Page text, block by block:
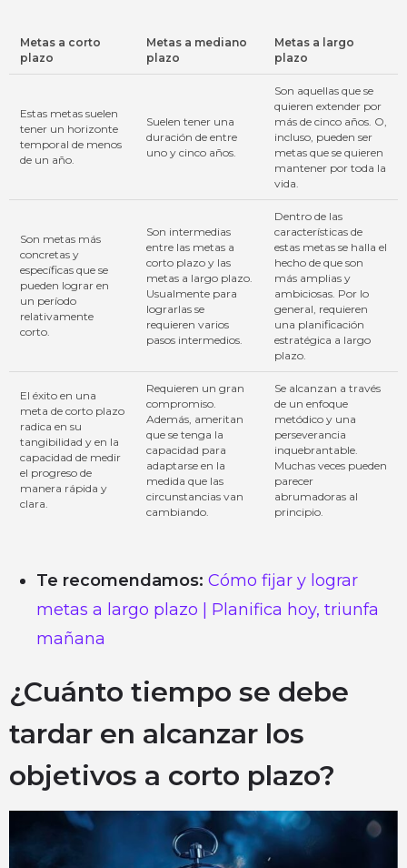
Metas a corto
plazo
Metas a mediano
plazo
Metas a largo
plazo
Estas metas suelen
tener un horizonte
temporal de menos
de un año.
Suelen tener una
duración de entre
uno y cinco años.
Son aquellas que se
quieren extender por
más de cinco años. O,
incluso, pueden ser
metas que se quieren
mantener por toda la
vida.
Son metas más
concretas y
específicas que se
pueden lograr en
un período
relativamente
corto.
Son intermedias
entre las metas a
corto plazo y las
metas a largo plazo.
Usualmente para
lograrlas se
requieren varios
pasos intermedios.
Dentro de las
características de
estas metas se halla el
hecho de que son
más amplias y
ambiciosas. Por lo
general, requieren
una planificación
estratégica a largo
plazo.
El éxito en una
meta de corto plazo
radica en su
tangibilidad y en la
capacidad de medir
el progreso de
manera rápida y
clara.
Requieren un gran
compromiso.
Además, ameritan
que se tenga la
capacidad para
adaptarse en la
medida que las
circunstancias van
cambiando.
Se alcanzan a través
de un enfoque
metódico y una
perseverancia
inquebrantable.
Muchas veces pueden
parecer
abrumadoras al
principio.
Te recomendamos: Cómo fijar y lograr
metas a largo plazo | Planifica hoy, triunfa
mañana
¿Cuánto tiempo se debe
tardar en alcanzar los
objetivos a corto plazo?